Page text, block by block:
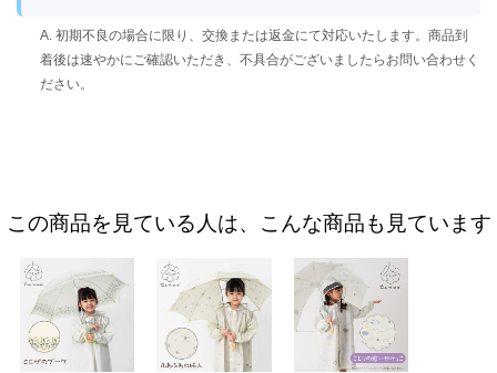
A. 初期不良の場合に限り、交換または返金にて対応いたします。商品到
着後は速やかにご確認いただき、不具合がございましたらお問い合わせく
ださい。
この商品を見ている人は、こんな商品も見ています